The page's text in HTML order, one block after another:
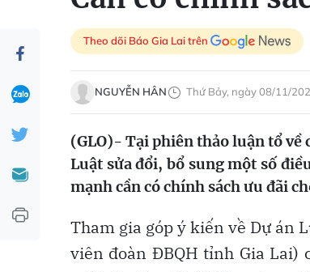
Theo dõi Báo Gia Lai trên
NGUYỄN HÂN Thứ Bảy, ngày 08/11/
(GLO)- Tại phiên thảo luận tổ về
Luật sửa đổi, bổ sung một số
mạnh cần có chính sách ưu đãi
Tham gia góp ý kiến về Dự án
viên đoàn ĐBQH tỉnh Gia Lai)